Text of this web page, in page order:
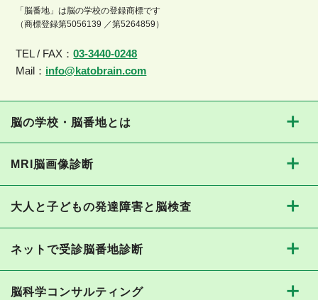
「脳番地」は脳の学校の登録商標です
（商標登録第5056139 ／第5264859）
TEL / FAX：03-3440-0248
Mail： info@katobrain.com
脳の学校・脳番地とは
MRI脳画像診断
大人と子どもの発達障害と脳検査
ネットで受診脳番地診断
脳科学コンサルティング